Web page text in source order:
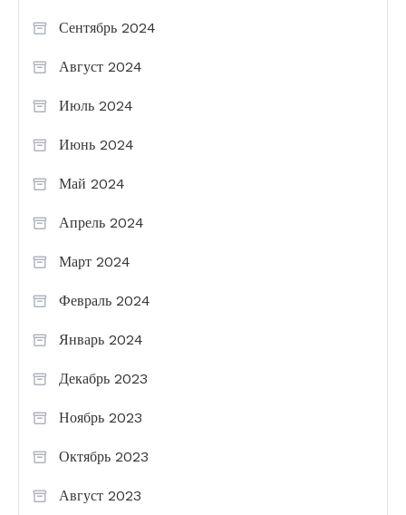
Сентябрь 2024
Август 2024
Июль 2024
Июнь 2024
Май 2024
Апрель 2024
Март 2024
Февраль 2024
Январь 2024
Декабрь 2023
Ноябрь 2023
Октябрь 2023
Август 2023